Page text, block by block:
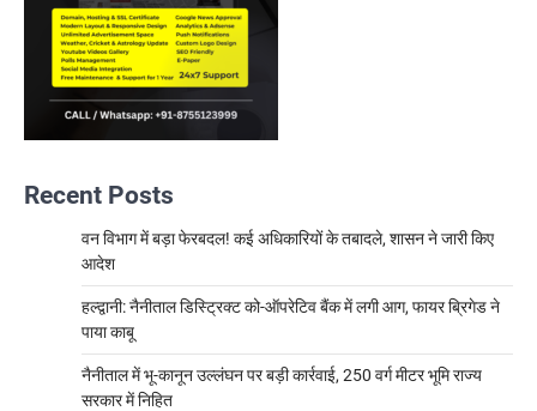
Recent Posts
वन विभाग में बड़ा फेरबदल! कई अधिकारियों के तबादले, शासन ने जारी किए
आदेश
हल्द्वानी: नैनीताल डिस्ट्रिक्ट को-ऑपरेटिव बैंक में लगी आग, फायर ब्रिगेड ने
पाया काबू
नैनीताल में भू-कानून उल्लंघन पर बड़ी कार्रवाई, 250 वर्ग मीटर भूमि राज्य
सरकार में निहित